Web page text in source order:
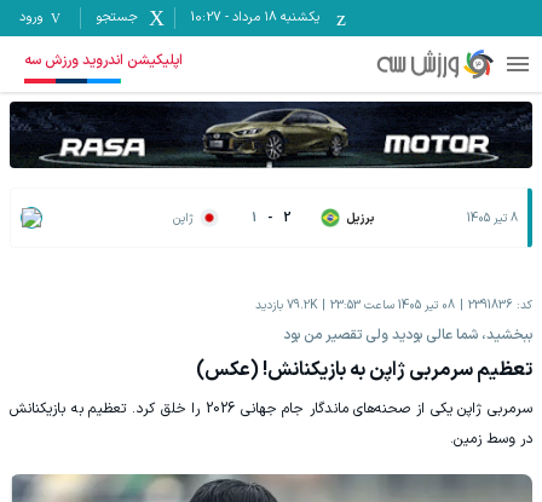
یکشنبه ۱۸ مرداد -
10:27 جستجو ورود
اپلیکیشن اندروید ورزش سه
8 تیر 1405 برزیل 2
-
1 ژاپن
کد: 2391836 08 تیر 1405 ساعت 23:53 79.2K بازدید
ببخشید، شما عالی بودید ولی تقصیر من بود
تعظیم سرمربی ژاپن به بازیکنانش! (عکس)
سرمربی ژاپن یکی از صحنه‌های ماندگار جام جهانی 2026 را خلق کرد. تعظیم به بازیکنانش
در وسط زمین.